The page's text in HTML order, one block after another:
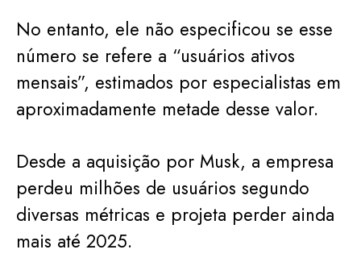
No entanto, ele não especificou se esse
número se refere a “usuários ativos
mensais”, estimados por especialistas em
aproximadamente metade desse valor.
Desde a aquisição por Musk, a empresa
perdeu milhões de usuários segundo
diversas métricas e projeta perder ainda
mais até 2025.